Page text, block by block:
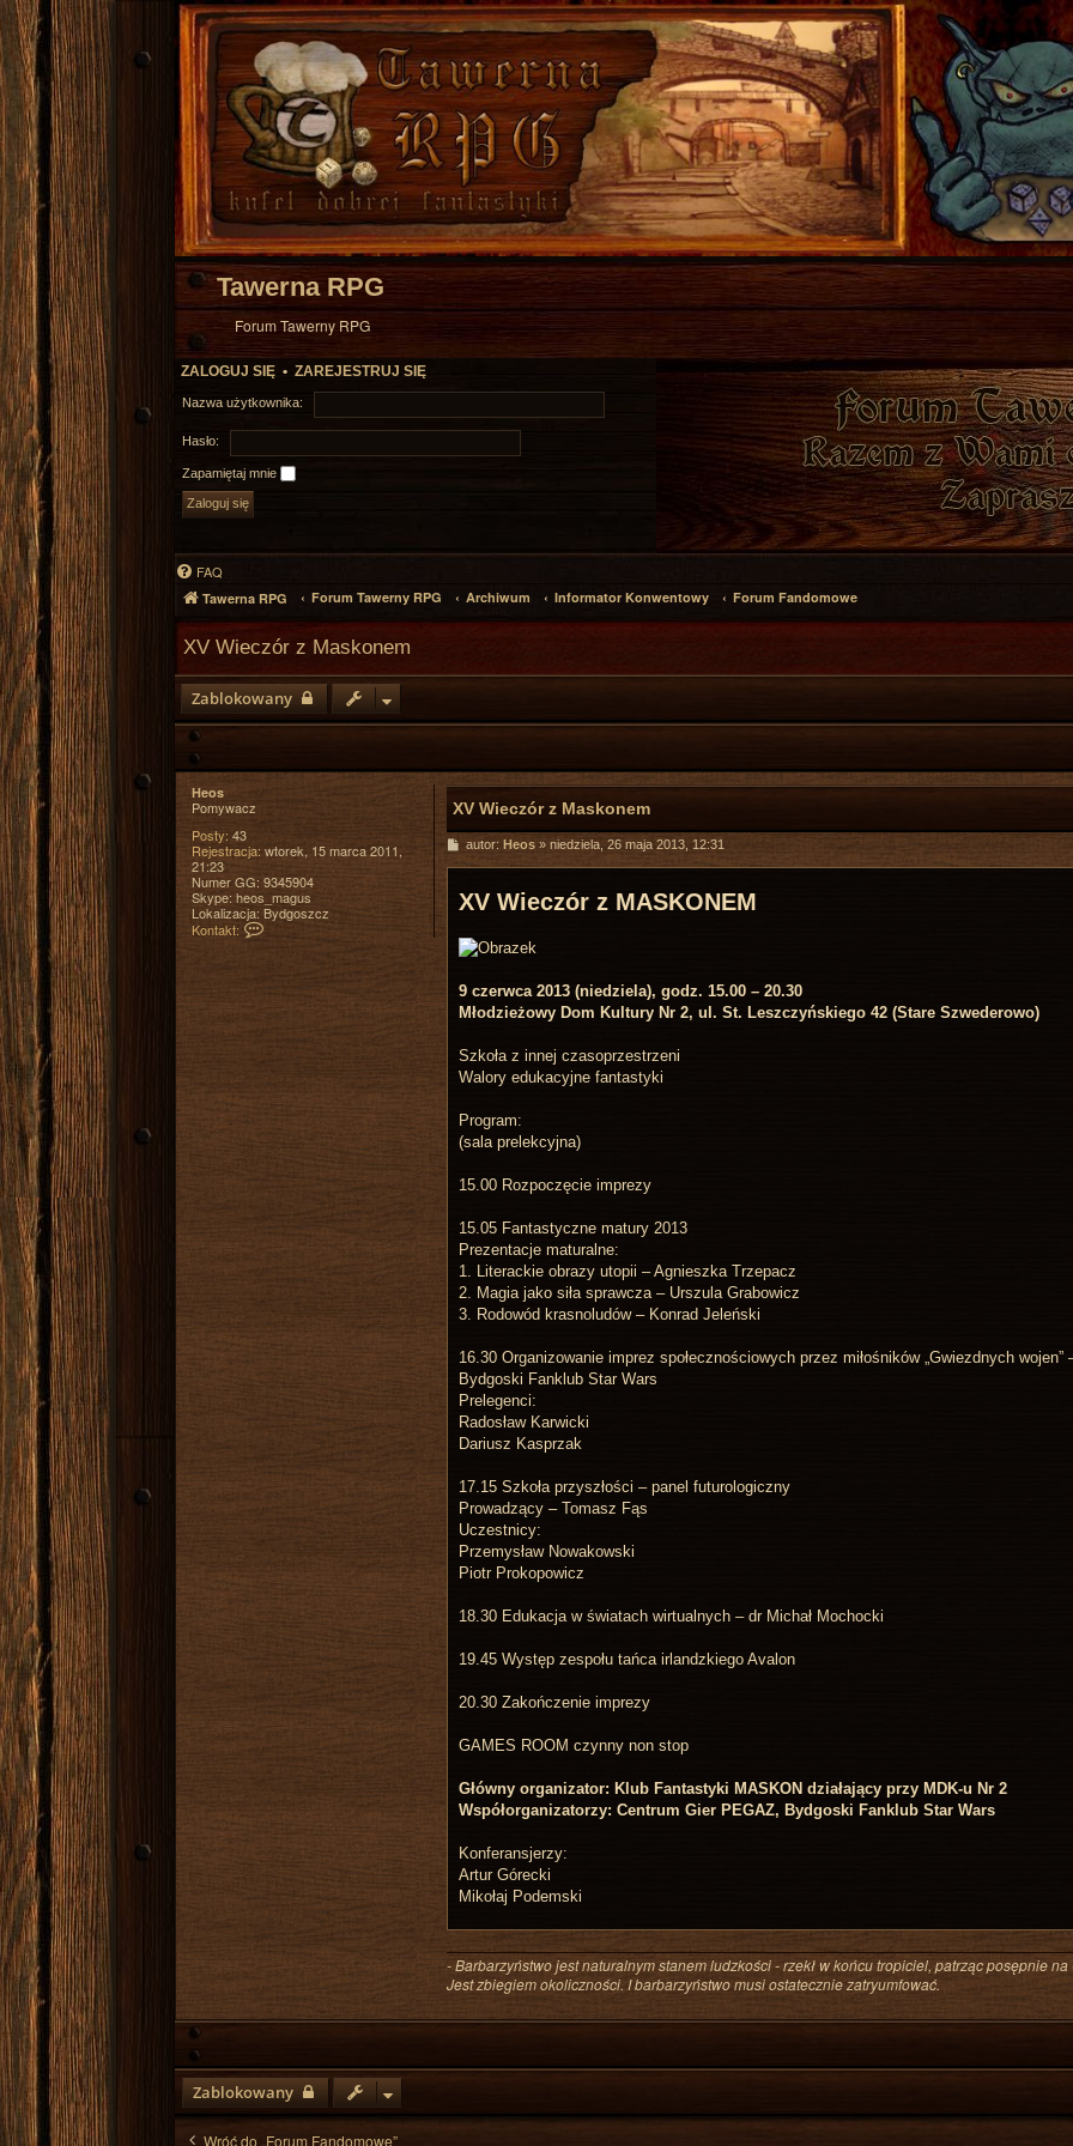
Tawerna RPG
Forum Tawerny RPG
ZALOGUJ SIĘ • ZAREJESTRUJ SIĘ
Nazwa użytkownika:
Hasło:
Zapamiętaj mnie
FAQ
Tawerna RPG Forum Tawerny RPG Archiwum Informator Konwentowy Forum Fandomowe
XV Wieczór z Maskonem
Zablokowany
Heos
Pomywacz
Posty: 43
Rejestracja: wtorek, 15 marca 2011,
21:23
Numer GG:9345904
Skype: heos_magus
Lokalizacja: Bydgoszcz
Kontakt:
k
a
z
e
o
XV Wieczór z Maskonem
Pautor: Heos» niedziela, 26 maja 2013, 12:31
XV Wieczór z MASKONEM
9 czerwca 2013 (niedziela), godz. 15.00 – 20.30
Młodzieżowy Dom Kultury Nr 2, ul. St. Leszczyńskiego 42 (Stare Szwederowo)
Szkoła z innej czasoprzestrzeni
Walory edukacyjne fantastyki
Program:
(sala prelekcyjna)
15.00 Rozpoczęcie imprezy
15.05 Fantastyczne matury 2013
Prezentacje maturalne:
1. Literackie obrazy utopii – Agnieszka Trzepacz
2. Magia jako siła sprawcza – Urszula Grabowicz
3. Rodowód krasnoludów – Konrad Jeleński
16.30 Organizowanie imprez społecznościowych przez miłośników „Gwiezdnych wojen”
Bydgoski Fanklub Star Wars
Prelegenci:
Radosław Karwicki
Dariusz Kasprzak
17.15 Szkoła przyszłości – panel futurologiczny
Prowadzący – Tomasz Fąs
Uczestnicy:
Przemysław Nowakowski
Piotr Prokopowicz
18.30 Edukacja w światach wirtualnych – dr Michał Mochocki
19.45 Występ zespołu tańca irlandzkiego Avalon
20.30 Zakończenie imprezy
GAMES ROOM czynny non stop
Główny organizator: Klub Fantastyki MASKON działający przy MDK-u Nr 2
Współorganizatorzy: Centrum Gier PEGAZ, Bydgoski Fanklub Star Wars
Konferansjerzy:
Artur Górecki
Mikołaj Podemski
- Barbarzyństwo jest naturalnym stanem ludzkości - rzekł w końcu tropiciel, patrząc posępnie
Jest zbiegiem okoliczności. I barbarzyństwo musi ostatecznie zatryumfować.
Zablokowany
Wróć do „Forum Fandomowe”